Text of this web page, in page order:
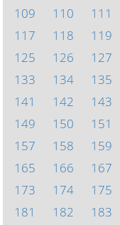
109
110 111
117
118 119
125
126 127
133
134 135
141
142 143
149
150 151
157
158 159
165
166 167
173
174 175
181
182 183